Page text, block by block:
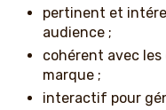
pertinent et
audience ;
cohérent avec
marque ;
interactif pour